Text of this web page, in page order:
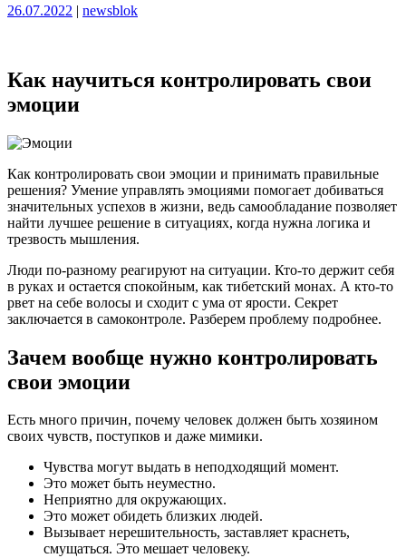
Опубликовано
26.07.2022 | Опубликовано
newsblok
Как научиться контролировать свои
эмоции
Как контролировать свои эмоции и принимать правильные
решения? Умение управлять эмоциями помогает добиваться
значительных успехов в жизни, ведь самообладание позволяет
найти лучшее решение в ситуациях, когда нужна логика и
трезвость мышления.
Люди по-разному реагируют на ситуации. Кто-то держит себя
в руках и остается спокойным, как тибетский монах. А кто-то
рвет на себе волосы и сходит с ума от ярости. Секрет
заключается в самоконтроле. Разберем проблему подробнее.
Зачем вообще нужно контролировать
свои эмоции
Есть много причин, почему человек должен быть хозяином
своих чувств, поступков и даже мимики.
Чувства могут выдать в неподходящий момент.
Это может быть неуместно.
Неприятно для окружающих.
Это может обидеть близких людей.
Вызывает нерешительность, заставляет краснеть,
смущаться. Это мешает человеку.